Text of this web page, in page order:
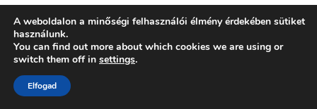
sebezhetőséget, az intenzitást és a különc karakterek
mélységét ötvözi, egyre inkább beírja magát a
filmtörténelembe. Nem csupán egy arc a tömegben,
hanem egy jelenség, akinek a jelenléte garancia a
A weboldalon a minőségi felhasználói élmény érdekében sütiket
használunk.
You can find out more about which cookies we are using or
switch them off in settings.
Elfogad